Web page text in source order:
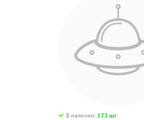
В наличии: 173 шт